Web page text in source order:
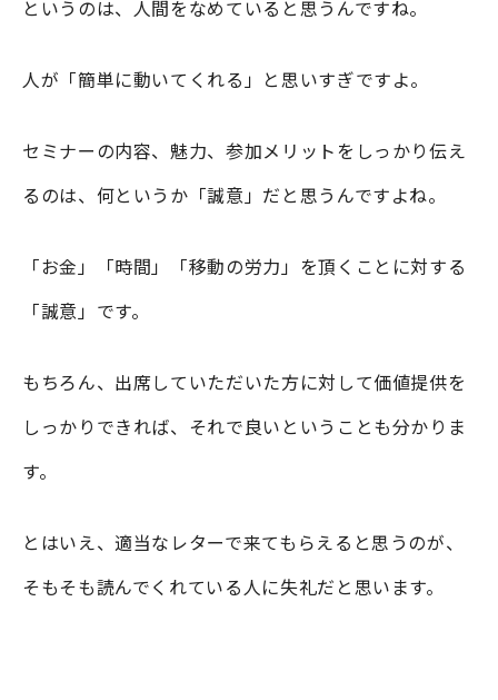
というのは、人間をなめていると思うんですね。
人が「簡単に動いてくれる」と思いすぎですよ。
セミナーの内容、魅力、参加メリットをしっかり伝え
るのは、何というか「誠意」だと思うんですよね。
「お金」「時間」「移動の労力」を頂くことに対する
「誠意」です。
もちろん、出席していただいた方に対して価値提供を
しっかりできれば、それで良いということも分かりま
す。
とはいえ、適当なレターで来てもらえると思うのが、
そもそも読んでくれている人に失礼だと思います。